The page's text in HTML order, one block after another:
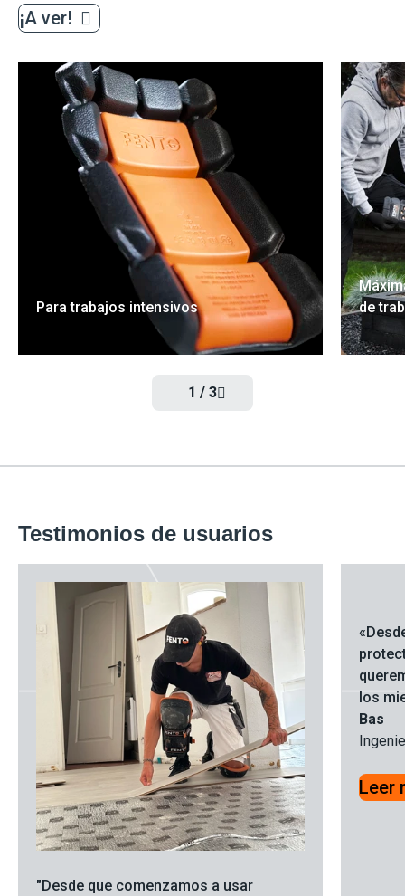
¡A ver!
Para trabajos intensivos
de
1 / 3
Testimonios de usuarios
"Desde que comenzamos a usar
los
Bas
Leer